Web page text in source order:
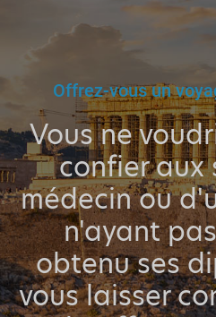
Offrez-vous un
Vous ne
confier aux
médecin ou
n'ayant
obtenu ses
vous laisser